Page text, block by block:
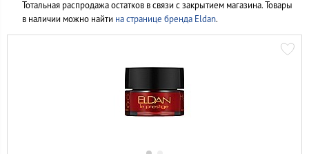
Тотальная распродажа остатков в связи с закрытием магазина. Товары
в наличии можно найти на странице бренда Eldan.